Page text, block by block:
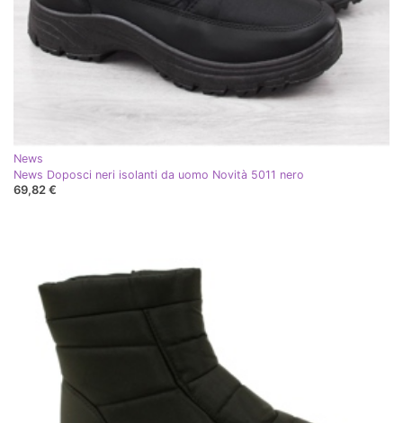
News
News Doposci neri isolanti da uomo Novità 5011 nero
69,82 €